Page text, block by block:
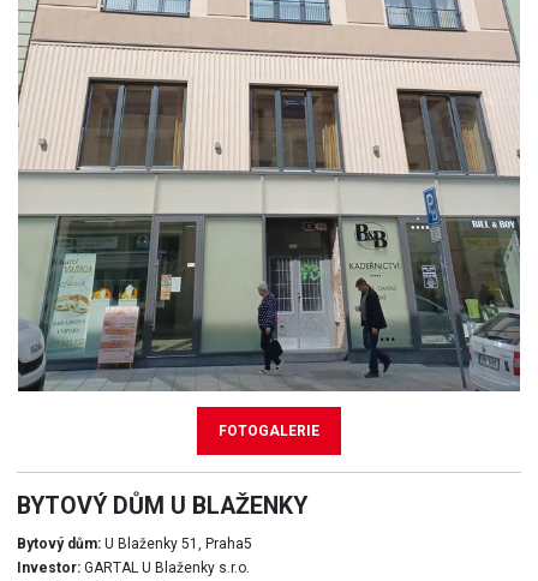
FOTOGALERIE
BYTOVÝ DŮM U BLAŽENKY
Bytový dům:U Blaženky 51, Praha5
Investor:GARTAL U Blaženky s.r.o.